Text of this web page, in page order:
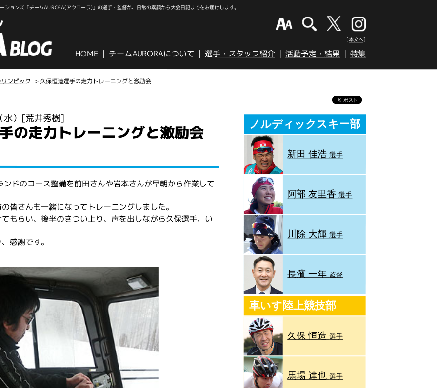
ョンズ「チームAUROEA(アウローラ)」の選手・監督が、日常の素顔から大会日記までをお届けします。
[本文へ]
HOME チームAURORAについて 選手・スタッフ紹介 活動予定・結果 特集
ンピック > 久保恒造選手の走力トレーニングと激励会
） [荒井秀樹]
の走力トレーニングと激励会
ドのコース整備を前田さんや岩本さんが早朝から作業して
皆さんも一緒になってトレーニングしました。
もらい、後半のきつい上り、声を出しながら久保選手、い
感謝です。
ノルディックスキー部
新田 佳浩選手
阿部 友里香選手
川除 大輝選手
長濱 一年 監督
車いす陸上競技部
久保 恒造選手
馬場 達也選手